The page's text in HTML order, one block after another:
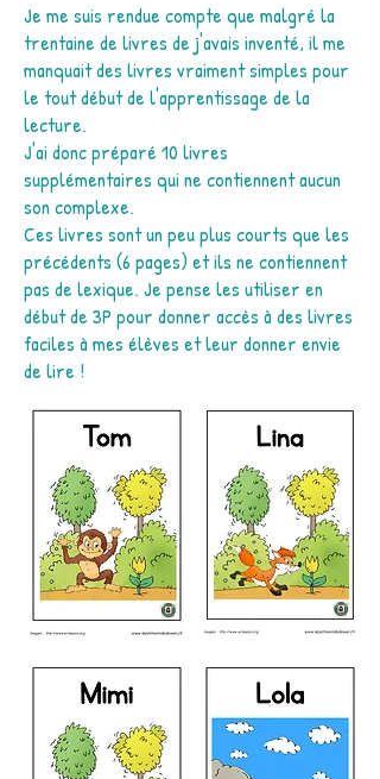
Je me suis rendue compte que malgré la
trentaine de livres de j'avais inventé, il me
manquait des livres vraiment simples pour
le tout début de l'apprentissage de la
lecture.
J'ai donc préparé 10 livres
supplémentaires qui ne contiennent aucun
son complexe.
Ces livres sont un peu plus courts que les
précédents (6 pages) et ils ne contiennent
pas de lexique. Je pense les utiliser en
début de 3P pour donner accès à des livres
faciles à mes élèves et leur donner envie
de lire !